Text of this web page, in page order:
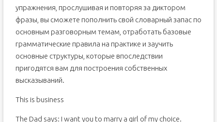
упражнения, прослушивая и повторяя за диктором
фразы, вы сможете пополнить свой словарный запас по
основным разговорным темам, отработать базовые
грамматические правила на практике и заучить
основные структуры, которые впоследствии
пригодятся вам для построения собственных
высказываний.
This is business
The Dad says: I want you to marry a girl of my choice.